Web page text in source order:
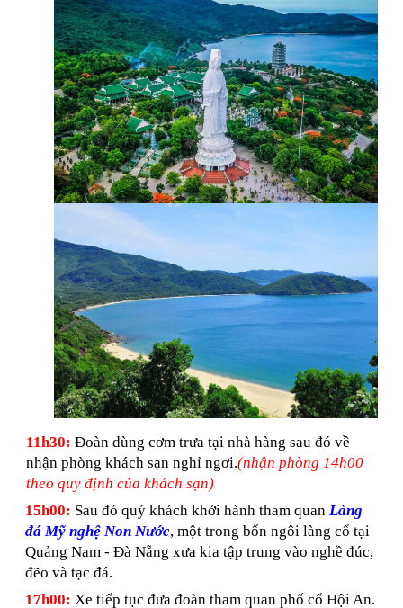
11h30: Đoàn dùng cơm trưa tại nhà hàng sau đó về
nhận phòng khách sạn nghỉ ngơi.(nhận phòng 14h00
theo quy định của khách sạn)
15h00: Sau đó quý khách khởi hành tham quan Làng
đá Mỹ nghệ Non Nước, một trong bốn ngôi làng cổ tại
Quảng Nam - Đà Nẵng xưa kia tập trung vào nghề đúc,
đẽo và tạc đá.
17h00: Xe tiếp tục đưa đoàn tham quan phố cổ Hội An.